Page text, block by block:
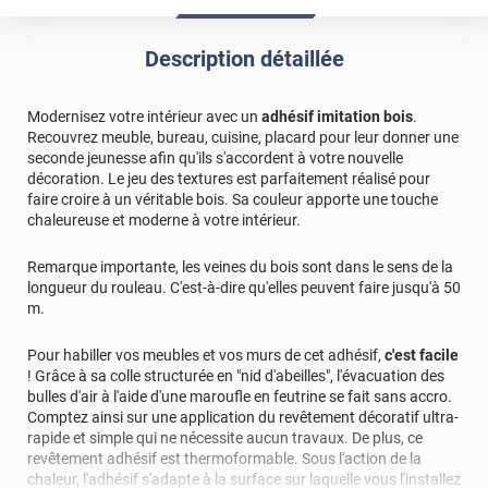
bois. J ai laissé les pieds noir. Très contente du résultat
Très bon produits pour recouvrir des meubles
Description détaillée
Modernisez votre intérieur avec un adhésif imitation bois.
Recouvrez meuble, bureau, cuisine, placard pour leur donner une
seconde jeunesse afin qu'ils s'accordent à votre nouvelle
décoration. Le jeu des textures est parfaitement réalisé pour
faire croire à un véritable bois. Sa couleur apporte une touche
chaleureuse et moderne à votre intérieur.
Remarque importante, les veines du bois sont dans le sens de la
longueur du rouleau. C'est-à-dire qu'elles peuvent faire jusqu'à 50
m.
Pour habiller vos meubles et vos murs de cet adhésif, c'est facile
! Grâce à sa colle structurée en "nid d'abeilles", l'évacuation des
bulles d'air à l'aide d'une maroufle en feutrine se fait sans accro.
Comptez ainsi sur une application du revêtement décoratif ultra-
rapide et simple qui ne nécessite aucun travaux. De plus, ce
revêtement adhésif est thermoformable. Sous l'action de la
chaleur, l'adhésif s'adapte à la surface sur laquelle vous l'installez